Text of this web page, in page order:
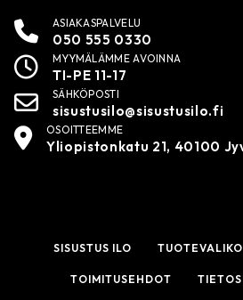
ASIAKASPALVELU
050 555 0330
MYYMÄLÄMME AVOINNA
TI-PE 11-17
SÄHKÖPOSTI
sisustusilo@sisustusilo.fi
OSOITTEEMME
Yliopistonkatu 21, 40100
SISUSTUS ILO
TOIMITUSEHDOT